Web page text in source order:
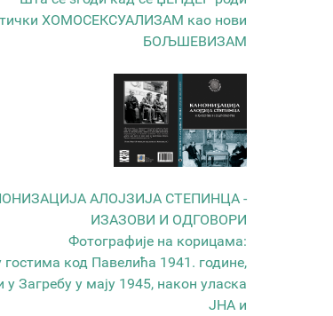
ХОМОСЕКСУАЛИЗАМ као нови
БОЉШЕВИЗАМ
АЛОЈЗИЈА СТЕПИНЦА -
ИЗАЗОВИ И ОДГОВОРИ
Фотографије на корицама:
гостима код Павелића 1941. године,
у Загребу у мају 1945, након уласка
ЈНА и